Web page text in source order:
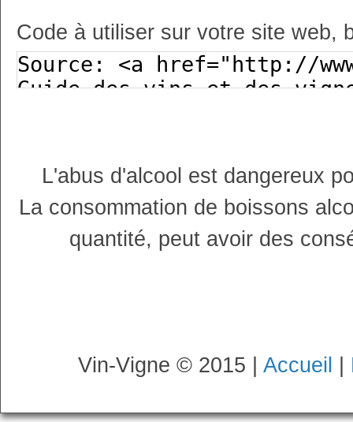
Code à utiliser sur votre site web,
L'abus d'alcool est dangereux
La consommation de boissons
quantité, peut avoir des
Vin-Vigne © 2015 | Accueil